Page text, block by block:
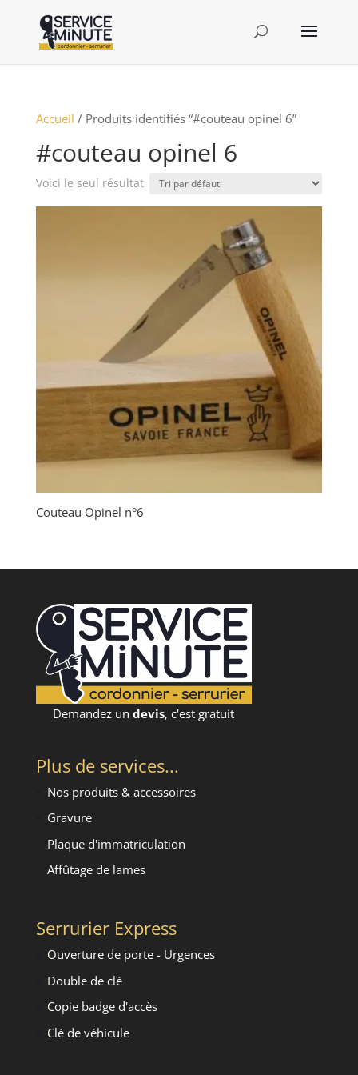
Accueil / Produits identifiés “#couteau opinel 6”
#couteau opinel 6
Voici le seul résultat
Couteau Opinel n°6
Demandez undevis, c'est gratuit
Plus de services...
Nos produits & accessoires
Gravure
Plaque d'immatriculation
Affûtage de lames
Serrurier Express
Ouverture de porte - Urgences
Double de clé
Copie badge d'accès
Clé de véhicule